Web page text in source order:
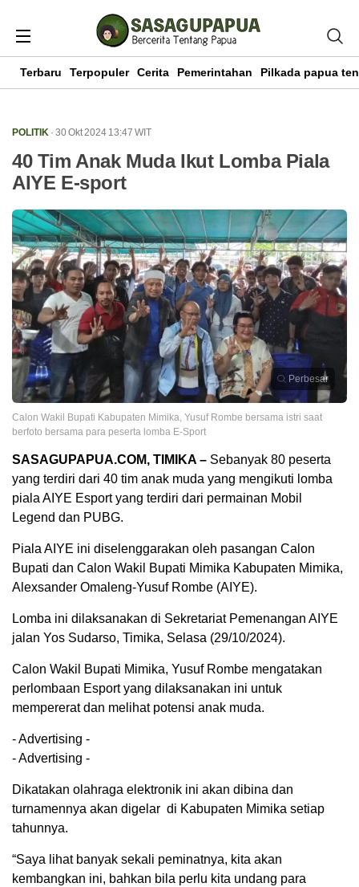
Terbaru Terpopuler Cerita Pemerintahan Pilkada papua
POLITIK · 30 Okt 2024 13:47 WIT
40 Tim Anak Muda Ikut Lomba Piala
AIYE E-sport
Perbesar
Calon Wakil Bupati Kabupaten Mimika, Yusuf Rombe bersama istri saat
berfoto bersama para peserta lomba E-Sport
SASAGUPAPUA.COM, TIMIKA – Sebanyak 80 peserta
yang terdiri dari 40 tim anak muda yang mengikuti lomba
piala AIYE Esport yang terdiri dari permainan Mobil
Legend dan PUBG.
Piala AIYE ini diselenggarakan oleh pasangan Calon
Bupati dan Calon Wakil Bupati Mimika Kabupaten Mimika,
Alexsander Omaleng-Yusuf Rombe (AIYE).
Lomba ini dilaksanakan di Sekretariat Pemenangan AIYE
jalan Yos Sudarso, Timika, Selasa (29/10/2024).
Calon Wakil Bupati Mimika, Yusuf Rombe mengatakan
perlombaan Esport yang dilaksanakan ini untuk
mempererat dan melihat potensi anak muda.
- Advertising -
- Advertising -
Dikatakan olahraga elektronik ini akan dibina dan
turnamennya akan digelar di Kabupaten Mimika setiap
tahunnya.
“Saya lihat banyak sekali peminatnya, kita akan
kembangkan ini, bahkan bila perlu kita undang para